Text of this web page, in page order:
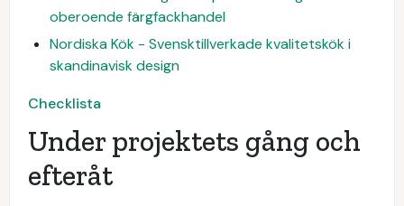
oberoende färgfackhandel
Nordiska Kök - Svensktillverkade kvalitetskök i
skandinavisk design
Checklista
Under projektets gång och
efteråt